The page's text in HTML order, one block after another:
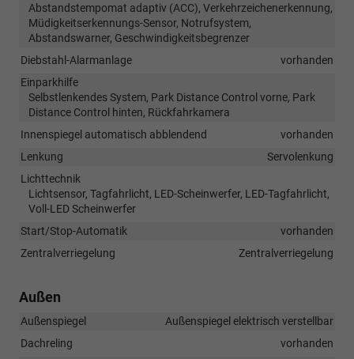
Abstandstempomat adaptiv (ACC), Verkehrzeichenerkennung,
Müdigkeitserkennungs-Sensor, Notrufsystem,
Abstandswarner, Geschwindigkeitsbegrenzer
Diebstahl-Alarmanlage
vorhanden
Einparkhilfe
Selbstlenkendes System, Park Distance Control vorne, Park
Distance Control hinten, Rückfahrkamera
Innenspiegel automatisch abblendend
vorhanden
Lenkung
Servolenkung
Lichttechnik
Lichtsensor, Tagfahrlicht, LED-Scheinwerfer, LED-Tagfahrlicht,
Voll-LED Scheinwerfer
Start/Stop-Automatik
vorhanden
Zentralverriegelung
Zentralverriegelung
Außen
Außenspiegel
Außenspiegel elektrisch verstellbar
Dachreling
vorhanden